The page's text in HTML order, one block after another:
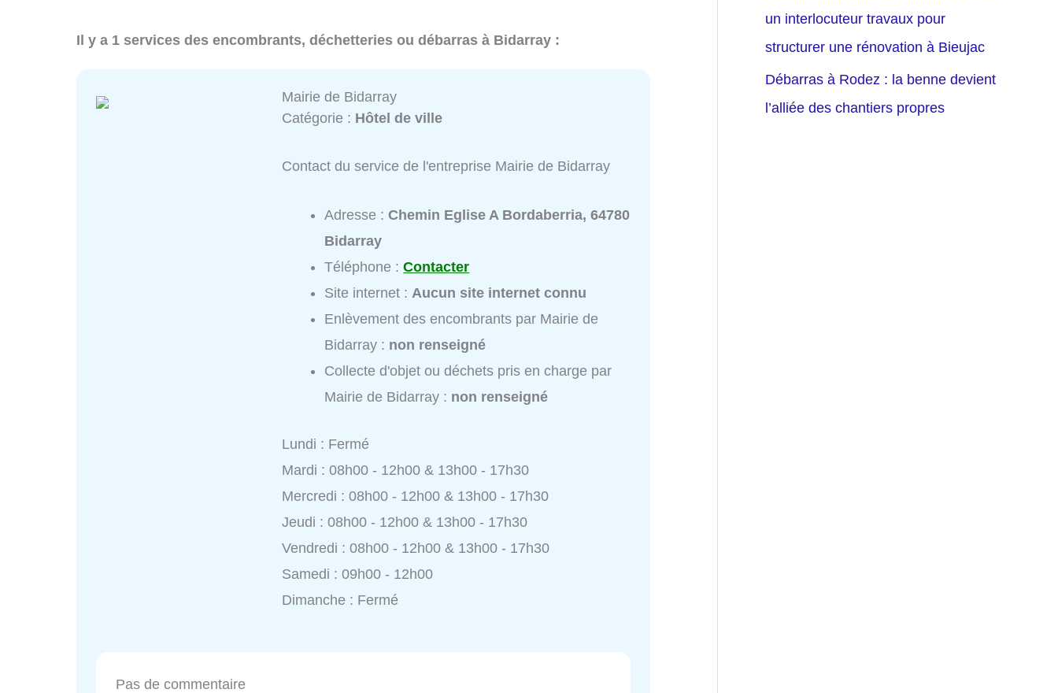
Il y a 1 services des encombrants, déchetteries ou débarras à Bidarray :
Mairie de Bidarray
Catégorie : Hôtel de ville
Contact du service de l'entreprise Mairie de Bidarray
Adresse :Chemin Eglise A Bordaberria, 64780
Bidarray
Téléphone :Contacter
Site internet :Aucun site internet connu
Enlèvement des encombrants par Mairie de
Bidarray : non renseigné
Collecte d'objet ou déchets pris en charge par
Mairie de Bidarray : non renseigné
Lundi : Fermé
Mardi : 08h00 - 12h00 & 13h00 - 17h30
Mercredi : 08h00 - 12h00 & 13h00 - 17h30
Jeudi : 08h00 - 12h00 & 13h00 - 17h30
Vendredi : 08h00 - 12h00 & 13h00 - 17h30
Samedi : 09h00 - 12h00
Dimanche : Fermé
Pas de commentaire
un interlocuteur travaux pour
structurer une rénovation à Bieujac
Débarras à Rodez : la benne devient
l’alliée des chantiers propres